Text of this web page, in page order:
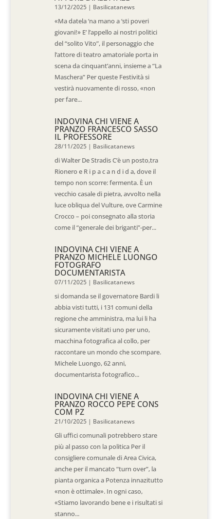
13/12/2025 | Basilicatanews
«Ma datela ‘na mano a ‘sti poveri
giovani!» E’ l’appello ai nostri politici
del “solito Vito”, il personaggio che
l’attore di teatro amatoriale porta in
scena da cinquant’anni, insieme a “La
Maschera” Per queste Festività si
vestirà nuovamente di rosso, «non
per fare...
INDOVINA CHI VIENE A
PRANZO FRANCESCO SASSO
IL PROFESSORE
28/11/2025 | Basilicatanews
di Walter De Stradis C’è un posto,tra
Rionero e R i p a c a n d i d a, dove il
tempo non scorre: fermenta. È un
vecchio casale di pietra, avvolto nella
luce obliqua del Vulture, ove Carmine
Crocco – poi consegnato alla storia
come il “generale dei briganti”-per...
INDOVINA CHI VIENE A
PRANZO MICHELE LUONGO
FOTOGRAFO
DOCUMENTARISTA
07/11/2025 | Basilicatanews
si domanda se il governatore Bardi li
abbia visti tutti, i 131 comuni della
regione che amministra, ma lui li ha
sicuramente visitati uno per uno,
macchina fotografica al collo, per
raccontare un mondo che scompare.
Michele Luongo, 62 anni,
documentarista fotografico...
INDOVINA CHI VIENE A
PRANZO ROCCO PEPE CONS
COM PZ
21/10/2025 | Basilicatanews
Gli uffici comunali potrebbero stare
più al passo con la politica Per il
consigliere comunale di Area Civica,
anche per il mancato “turn over”, la
pianta organica a Potenza innazitutto
«non è ottimale». In ogni caso,
«Stiamo lavorando bene e i risultati si
stanno...